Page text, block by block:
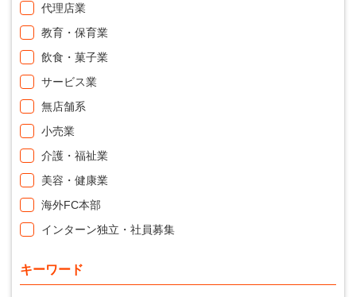
代理店業
教育・保育業
飲食・菓子業
サービス業
無店舗系
小売業
介護・福祉業
美容・健康業
海外FC本部
インターン独立・社員募集
キーワード